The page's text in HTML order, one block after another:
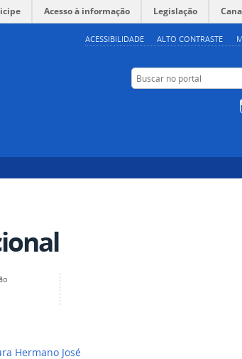
ACESSIBILIDADE ALTO CONTRASTE
Acesso à informação Legislação
Buscar no portal
Hermano José